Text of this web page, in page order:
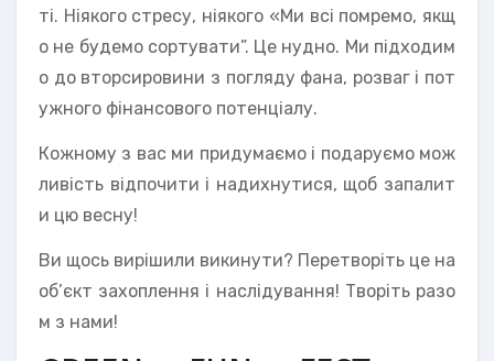
ті. Ніякого стресу, ніякого «Ми всі помремо, якщ
о не будемо сортувати”. Це нудно. Ми підходим
о до вторсировини з погляду фана, розваг і пот
ужного фінансового потенціалу.
Кожному з вас ми придумаємо і подаруємо мож
ливість відпочити і надихнутися, щоб запалит
и цю весну!
Ви щось вирішили викинути? Перетворіть це на
об’єкт захоплення і наслідування! Творіть разо
м з нами!